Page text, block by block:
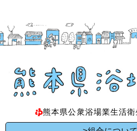
熊本県公衆浴場業生活